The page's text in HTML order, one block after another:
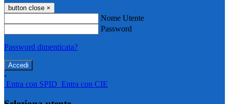
button close ×
Nome Utente
Password
Password dimenticata?
-
Entra con SPID Entra con CIE